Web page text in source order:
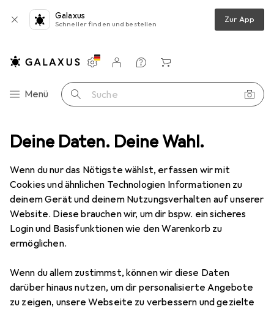
Deine Daten. Deine Wahl.
Wenn du nur das Nötigste wählst, erfassen wir mit
Cookies und ähnlichen Technologien Informationen zu
deinem Gerät und deinem Nutzungsverhalten auf unserer
Website. Diese brauchen wir, um dir bspw. ein sicheres
Login und Basisfunktionen wie den Warenkorb zu
ermöglichen.
Wenn du allem zustimmst, können wir diese Daten
darüber hinaus nutzen, um dir personalisierte Angebote
zu zeigen, unsere Webseite zu verbessern und gezielte
Galaxus
Schneller finden und bestellen Zur App
Navigation nach Kategorien
Menü Suche
Einstellungen
Kundenkonto
Vergleichslisten
Merklisten
Warenkorb
Befestigungstechnik Muttern + Unterlegscheiben
Muttern + Unterlegscheiben·
Scheiben
Produkte Forum